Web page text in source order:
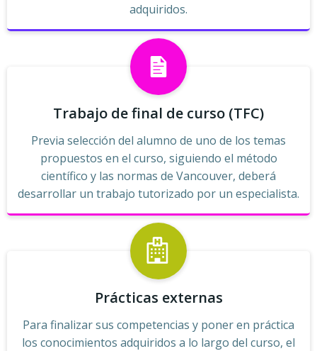
adquiridos.
Trabajo de final de curso (TFC)
Previa selección del alumno de uno de los temas
propuestos en el curso, siguiendo el método
científico y las normas de Vancouver, deberá
desarrollar un trabajo tutorizado por un especialista.
Prácticas externas
Para finalizar sus competencias y poner en práctica
los conocimientos adquiridos a lo largo del curso, el